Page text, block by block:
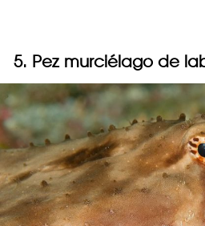
5. Pez murciélago de